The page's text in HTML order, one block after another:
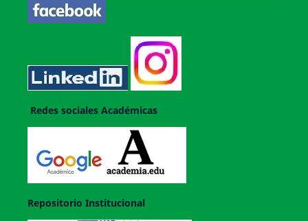
Redes sociales Académicas
Repositorio Institucional